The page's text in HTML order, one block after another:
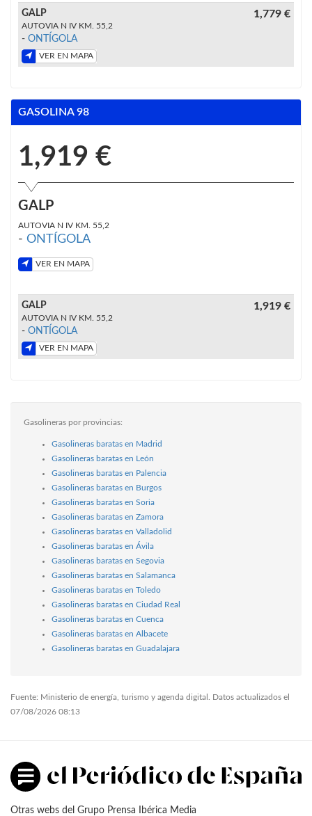
GALP
AUTOVIA N IV KM. 55,2
- ONTÍGOLA
VER EN MAPA
1,779 €
GASOLINA 98
1,919 €
GALP
AUTOVIA N IV KM. 55,2
- ONTÍGOLA
VER EN MAPA
GALP
AUTOVIA N IV KM. 55,2
- ONTÍGOLA
VER EN MAPA
1,919 €
Gasolineras por provincias:
Gasolineras baratas en Madrid
Gasolineras baratas en León
Gasolineras baratas en Palencia
Gasolineras baratas en Burgos
Gasolineras baratas en Soria
Gasolineras baratas en Zamora
Gasolineras baratas en Valladolid
Gasolineras baratas en Ávila
Gasolineras baratas en Segovia
Gasolineras baratas en Salamanca
Gasolineras baratas en Toledo
Gasolineras baratas en Ciudad Real
Gasolineras baratas en Cuenca
Gasolineras baratas en Albacete
Gasolineras baratas en Guadalajara
Fuente: Ministerio de energía, turismo y agenda digital. Datos actualizados el
07/08/2026 08:13
Otras webs del Grupo Prensa Ibérica Media